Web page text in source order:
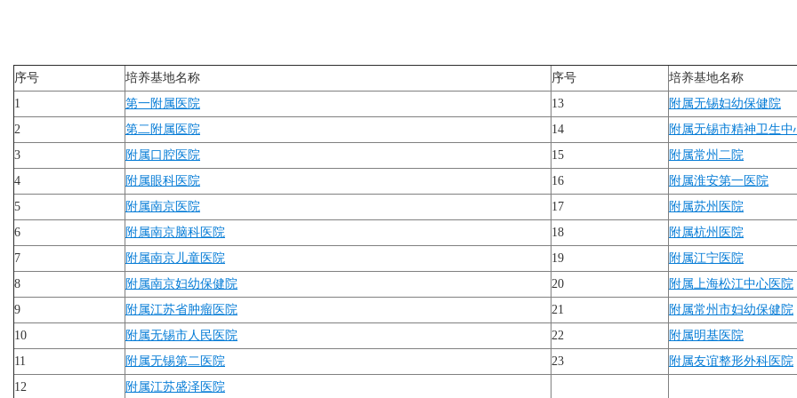
序号 培养基地名称 序号
培养基地名称
1
第一附属医院 13
附属无锡妇幼保健院
2
第二附属医院 14
附属无锡市精神卫生中
3
附属口腔医院 15
附属常州二院
4
附属眼科医院 16
附属淮安第一医院
5
附属南京医院 17
附属苏州医院
6
附属南京脑科医院 18
附属杭州医院
7
附属南京儿童医院 19
附属江宁医院
8
附属南京妇幼保健院 20
附属上海松江中心医院
9
附属江苏省肿瘤医院 21
附属常州市妇幼保健院
10
附属无锡市人民医院 22
附属明基医院
11
附属无锡第二医院 23
附属友谊整形外科医院
12
附属江苏盛泽医院